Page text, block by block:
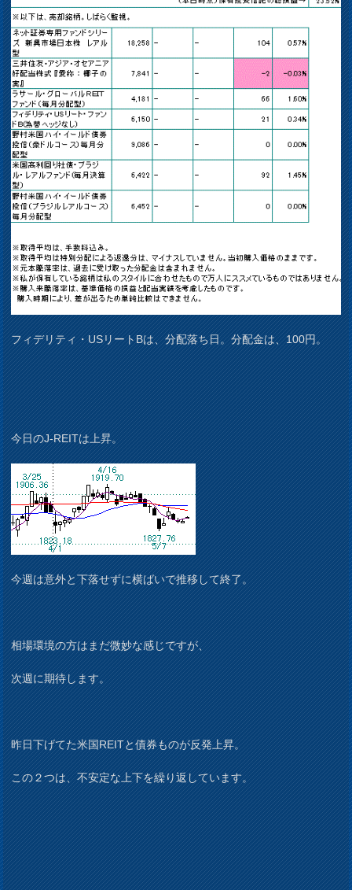
フィデリティ・USリートBは、分配落ち日。分配金は、100円。
今日のJ-REITは上昇。
今週は意外と下落せずに横ばいで推移して終了。
相場環境の方はまだ微妙な感じですが、
次週に期待します。
昨日下げてた米国REITと債券ものが反発上昇。
この２つは、不安定な上下を繰り返しています。